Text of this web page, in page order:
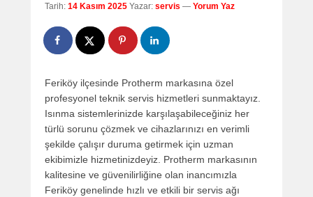
Tarih: 14 Kasım 2025 Yazar: servis — Yorum Yaz
Feriköy ilçesinde Protherm markasına özel
profesyonel teknik servis hizmetleri sunmaktayız.
Isınma sistemlerinizde karşılaşabileceğiniz her
türlü sorunu çözmek ve cihazlarınızı en verimli
şekilde çalışır duruma getirmek için uzman
ekibimizle hizmetinizdeyiz. Protherm markasının
kalitesine ve güvenilirliğine olan inancımızla
Feriköy genelinde hızlı ve etkili bir servis ağı